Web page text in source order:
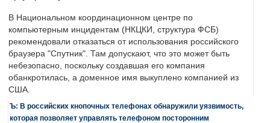
В Национальном координационном центре по
компьютерным инцидентам (НКЦКИ, структура ФСБ)
рекомендовали отказаться от использования российского
браузера "Спутник". Там допускают, что это может быть
небезопасно, поскольку создавшая его компания
обанкротилась, а доменное имя выкуплено компанией из
США.
Ъ: В российских кнопочных телефонах обнаружили уязвимость,
которая позволяет управлять телефоном посторонним